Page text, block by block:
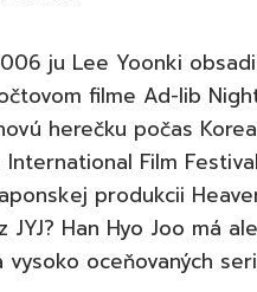
ju Lee Yoonki
filme Ad-lib
herečku počas
International Film
produkcii
JYJ? Han Hyo Joo má
vysoko oceňovaných